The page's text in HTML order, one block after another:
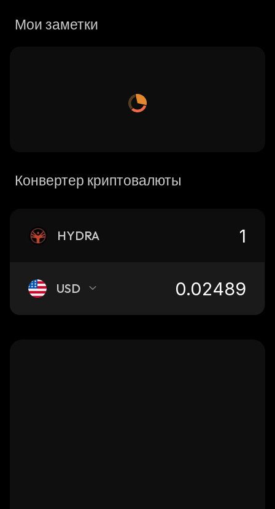
Мои заметки
Конвертер криптовалюты
HYDRA
USD